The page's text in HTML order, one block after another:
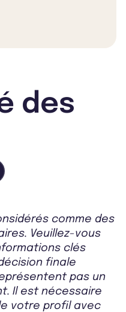
des
comme des
Veuillez-vous
clés
finale
pas un
Il est nécessaire
votre profil avec